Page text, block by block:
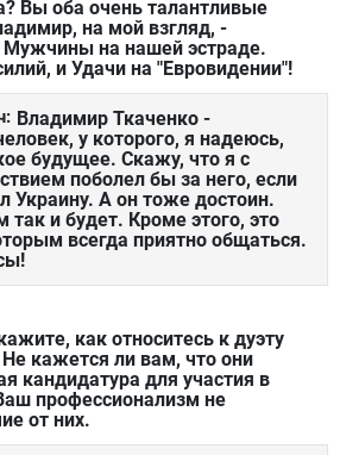
Вы оба очень талантливые
на мой взгляд, -
на нашей эстраде.
и Удачи на "Евровидении"!
Владимир Ткаченко -
у которого, я надеюсь,
будущее. Скажу, что я с
поболел бы за него, если
Украину. А он тоже достоин.
и будет. Кроме этого, это
всегда приятно общаться.
как относитесь к дуэту
кажется ли вам, что они
кандидатура для участия в
профессионализм не
от них.